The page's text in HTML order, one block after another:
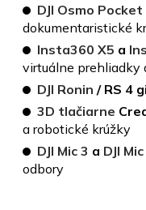
DJI Osmo Pocket
dokumentaristické
Insta360 X5 a
virtuálne prehliadky
DJI Ronin / RS 4
3D tlačiarne
a robotické krúžky
DJI Mic 3 a DJI
odbory